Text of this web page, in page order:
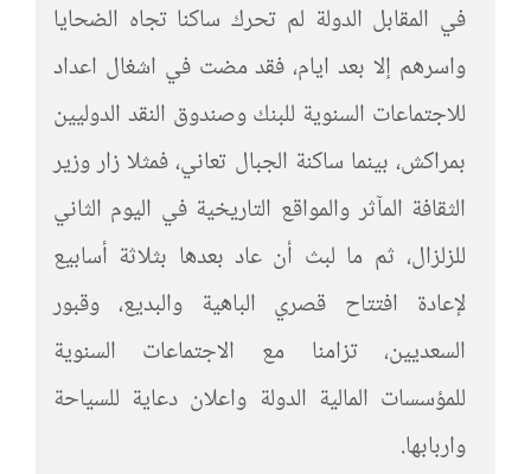
في المقابل الدولة لم تحرك ساكنا تجاه الضحايا
واسرهم إلا بعد ايام، فقد مضت في اشغال اعداد
للاجتماعات السنوية للبنك وصندوق النقد الدوليين
بمراكش، بينما ساكنة الجبال تعاني، فمثلا زار وزير
الثقافة المآثر والمواقع التاريخية في اليوم الثاني
للزلزال، ثم ما لبث أن عاد بعدها بثلاثة أسابيع
لإعادة افتتاح قصري الباهية والبديع، وقبور
السعديين، تزامنا مع الاجتماعات السنوية
للمؤسسات المالية الدولة واعلان دعاية للسياحة
واربابها.